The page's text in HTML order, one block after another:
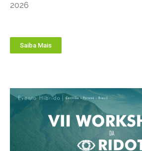
2026
Saiba Mais